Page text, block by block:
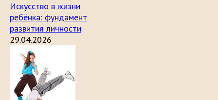
Искусство в жизни
ребёнка: фундамент
развития личности
29.04.2026